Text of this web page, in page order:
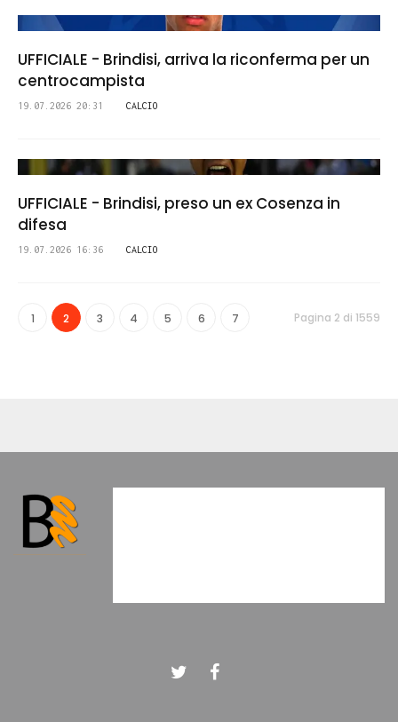
UFFICIALE - Brindisi, arriva la riconferma per un
centrocampista
19.07.2026 20:31 CALCIO
UFFICIALE - Brindisi, preso un ex Cosenza in
difesa
19.07.2026 16:36 CALCIO
1 2 3 4 5 6 7 Pagina 2 di 1559